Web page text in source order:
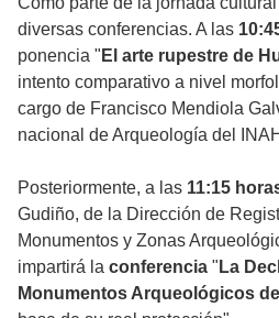
diversas conferencias. A las
ponencia " El arte rupestre de
intento comparativo a nivel
cargo de Francisco Mendiola
nacional de Arqueología del
Posteriormente, a las 11:15
Gudiño, de la Dirección de
Monumentos y Zonas
impartirá la conferencia " La
Monumentos Arqueológicos